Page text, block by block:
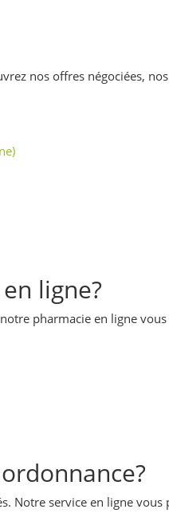
nos offres négociées, nos
ligne?
pharmacie en ligne
Notre service en ligne vous